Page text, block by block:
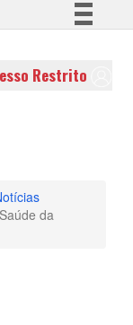
BR
Restrito
da